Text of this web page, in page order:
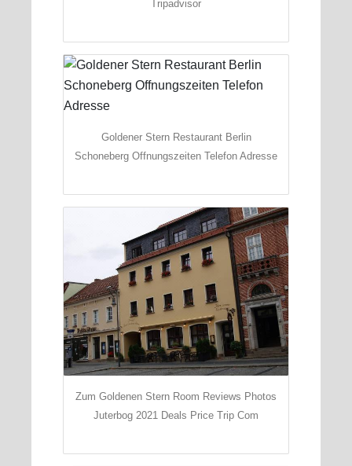
Tripadvisor
Goldener Stern Restaurant Berlin
Schoneberg Offnungszeiten Telefon Adresse
Zum Goldenen Stern Room Reviews Photos
Juterbog 2021 Deals Price Trip Com